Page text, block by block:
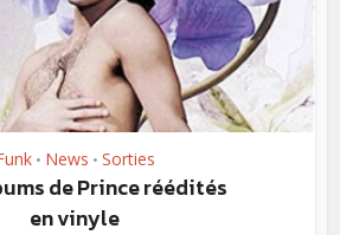
• News • Sorties
de Prince réédités
en vinyle